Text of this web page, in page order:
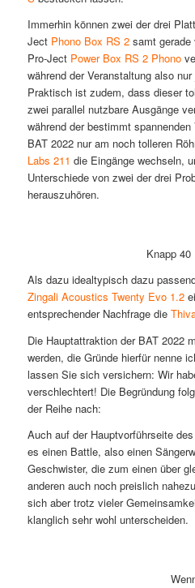
Immerhin können zwei der drei
Ject Phono Box RS 2samt gerade
Pro-Ject Power Box RS 2 Phono
während der Veranstaltung also
Praktisch ist zudem, dass dieser
zwei parallel nutzbare Ausgänge
während der bestimmt spannenden
BAT 2022 nur am noch tolleren
Labs 211 die Eingänge wechseln,
Unterschiede von zwei der drei
herauszuhören.
Knapp
Als dazu idealtypisch dazu
Zingali Acoustics Twenty Evo 1.2
entsprechender Nachfrage die
Die Hauptattraktion der BAT 2022
werden, die Gründe hierfür nenne
lassen Sie sich versichern: Wir
verschlechtert! Die Begründung
der Reihe nach:
Auch auf der Hauptvorführseite
es einen Battle, also einen
Geschwister, die zum einen über
anderen auch noch preislich
sich aber trotz vieler
klanglich sehr wohl unterscheiden.